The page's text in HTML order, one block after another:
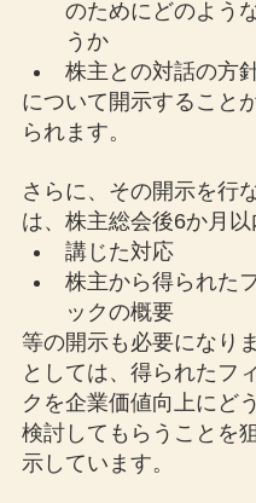
のためにどのよう
うか
株主との対話の方
について開示すること
られます。
さらに、その開示を行
は、株主総会後6か月以
講じた対応
株主から得られた
ックの概要
等の開示も必要になり
としては、得られたフ
クを企業価値向上にど
検討してもらうことを
示しています。